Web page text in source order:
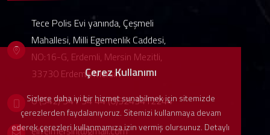
Tece Polis Evi yanında, Çeşmeli
Mahallesi, Milli Egemenlik Caddesi,
NO:16-G, Erdemli, Mersin Mezitli,
33730 Erdemli/Mersin
0 (542) 541 54 44 (0)3243412244
eiffelmersin@gmail.com
Çerez Kullanımı
Sizlere daha iyi bir hizmet sunabilmek için sitemizde
çerezlerden faydalanıyoruz. Sitemizi kullanmaya devam
ederek çerezleri kullanmamıza izin vermiş olursunuz. Detaylı